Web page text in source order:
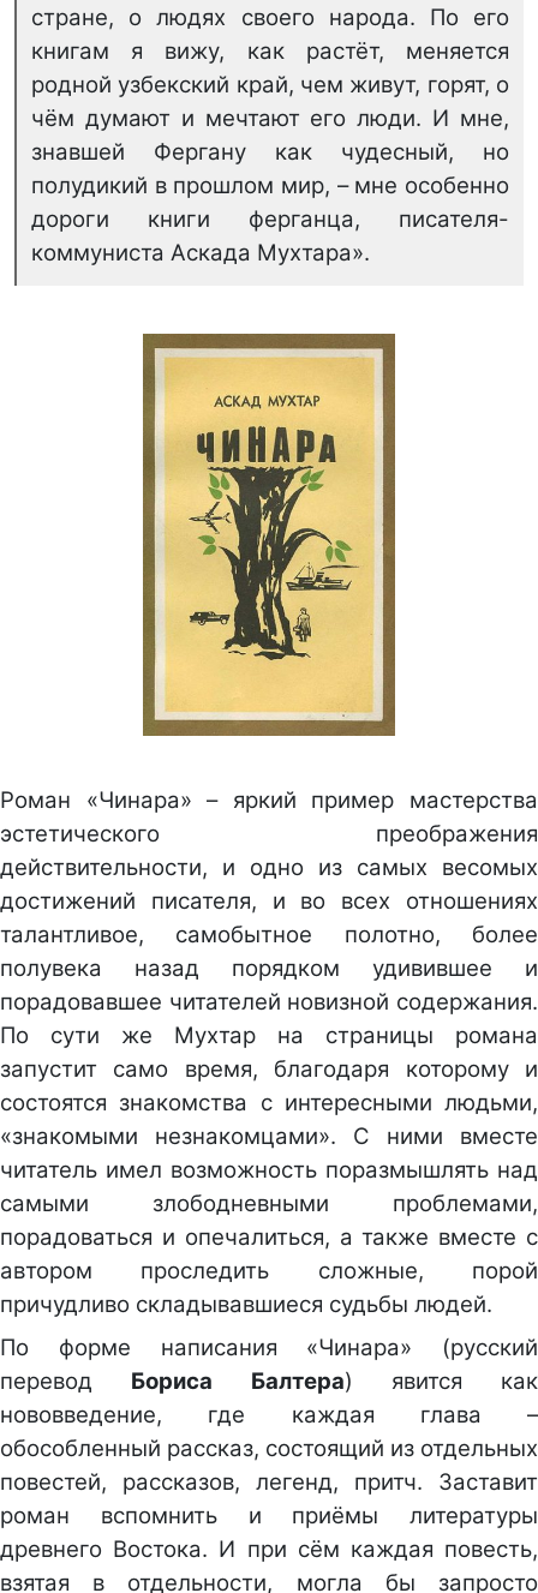
стране, о людях своего народа. По его
книгам я вижу, как растёт, меняется
родной узбекский край, чем живут, горят, о
чём думают и мечтают его люди. И мне,
знавшей Фергану как чудесный, но
полудикий в прошлом мир, – мне особенно
дороги книги ферганца, писателя-
коммуниста Аскада Мухтара».
Роман «Чинара» – яркий пример мастерства
эстетического преображения
действительности, и одно из самых весомых
достижений писателя, и во всех отношениях
талантливое, самобытное полотно, более
полувека назад порядком удивившее и
порадовавшее читателей новизной содержания.
По сути же Мухтар на страницы романа
запустит само время, благодаря которому и
состоятся знакомства с интересными людьми,
«знакомыми незнакомцами». С ними вместе
читатель имел возможность поразмышлять над
самыми злободневными проблемами,
порадоваться и опечалиться, а также вместе с
автором проследить сложные, порой
причудливо складывавшиеся судьбы людей.
По форме написания «Чинара» (русский
перевод Бориса Балтера) явится как
нововведение, где каждая глава –
обособленный рассказ, состоящий из отдельных
повестей, рассказов, легенд, притч. Заставит
роман вспомнить и приёмы литературы
древнего Востока. И при сём каждая повесть,
взятая в отдельности, могла бы запросто